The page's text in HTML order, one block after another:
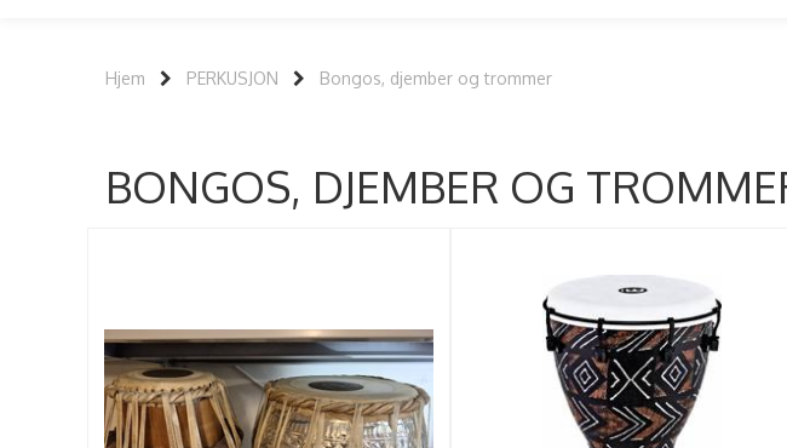
Hjem PERKUSJON Bongos, djember og trommer
BONGOS, DJEMBER OG